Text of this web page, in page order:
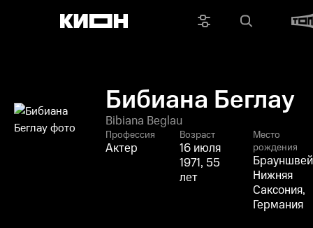
Бибиана Беглау
Bibiana Beglau
Профессия
Актер
Возраст
16 июля
1971, 55
лет
Место
рождения
Нижняя
Саксония,
Германия